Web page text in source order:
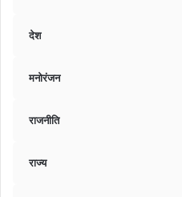
देश
मनोरंजन
राजनीति
राज्य